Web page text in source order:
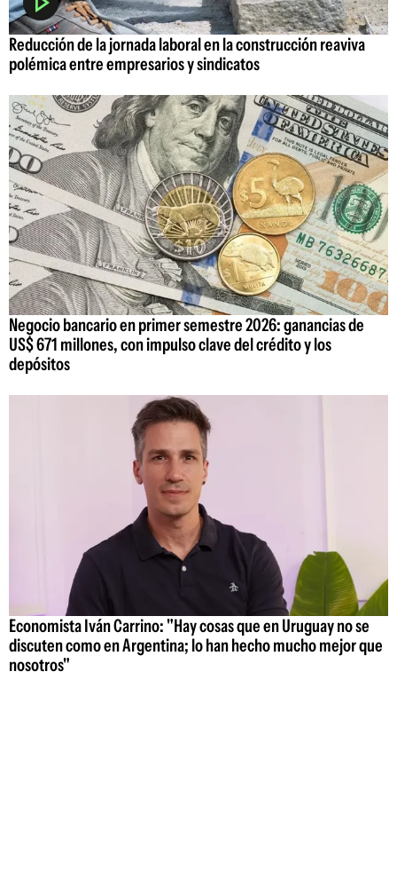
Reducción de la jornada laboral en la construcción reaviva
polémica entre empresarios y sindicatos
Negocio bancario en primer semestre 2026: ganancias de
US$ 671 millones, con impulso clave del crédito y los
depósitos
Economista Iván Carrino: "Hay cosas que en Uruguay no se
discuten como en Argentina; lo han hecho mucho mejor que
nosotros"